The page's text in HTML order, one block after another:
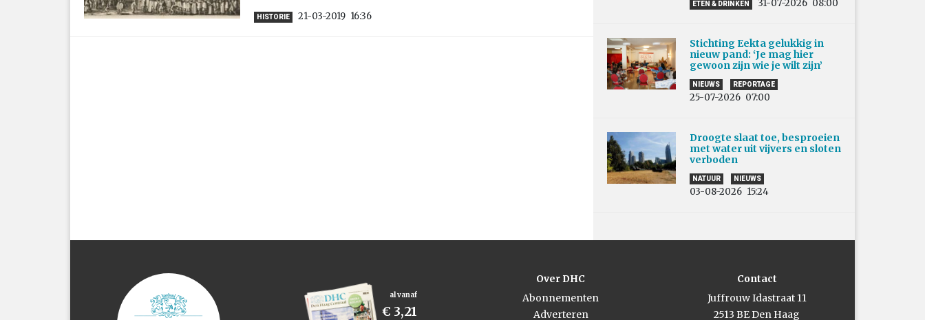
HISTORIE 21-03-2019 16:36
ETEN & DRINKEN 31-07-2026 08:00
Stichting Eekta gelukkig in
nieuw pand: ‘Je mag hier
gewoon zijn wie je wilt zijn’
NIEUWS REPORTAGE
25-07-2026 07:00
Droogte slaat toe, besproeien
met water uit vijvers en sloten
verboden
NATUUR NIEUWS
03-08-2026 15:24
al vanaf
€ 3,21
Over DHC
Abonnementen
Adverteren
Contact
Juffrouw Idastraat 11
2513 BE Den Haag